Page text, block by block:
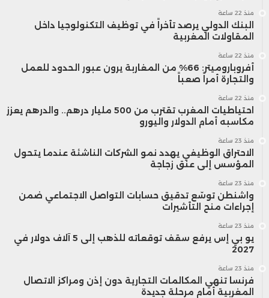
منذ 22 ساعة
البنك الدولي يرصد تأخراً في توظيف التكنولوجيا داخل
المقاولات المغربية
منذ 22 ساعة
أفروباروميتر: 66% من المغاربة يرون عبور الحدود للعمل
والتجارة أمراً صعباً
منذ 22 ساعة
احتياطيات المغرب تقترب من 500 مليار درهم.. والدرهم يعزز
مكاسبه أمام الدولار واليورو
منذ 23 ساعة
الاحتراق الوظيفي يهدد نمو الشركات الناشئة عندما يتحول
المؤسس إلى عنق زجاجة
منذ 23 ساعة
واشنطن توسّع تدقيق حسابات التواصل الاجتماعي ضمن
إجراءات منح التأشيرات
منذ 23 ساعة
يو بي إس يرفع سقف توقعاته للذهب إلى 5 آلاف دولار في
2027
منذ 23 ساعة
فرنسا تنهي المكالمات التجارية دون إذن ومراكز الاتصال
المغربية أمام مرحلة جديدة